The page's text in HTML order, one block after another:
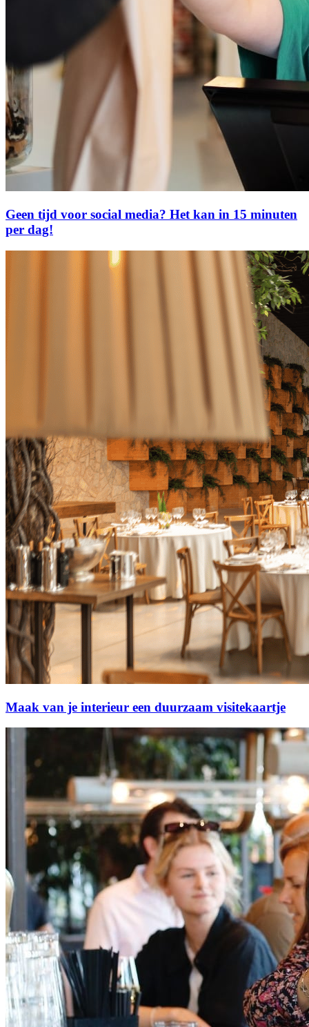
Geen tijd voor social media? Het kan in 15 minuten
per dag!
Maak van je interieur een duurzaam visitekaartje